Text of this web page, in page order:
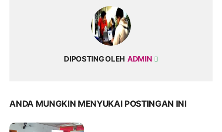
DIPOSTING OLEH ADMIN
ANDA MUNGKIN MENYUKAI POSTINGAN INI